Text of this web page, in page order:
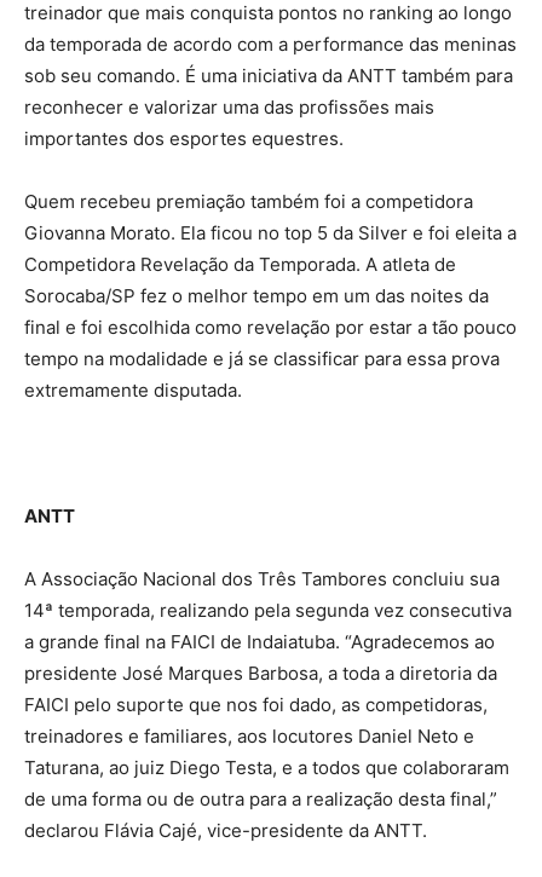
treinador que mais conquista pontos no ranking ao longo
da temporada de acordo com a performance das meninas
sob seu comando. É uma iniciativa da ANTT também para
reconhecer e valorizar uma das profissões mais
importantes dos esportes equestres.
Quem recebeu premiação também foi a competidora
Giovanna Morato. Ela ficou no top 5 da Silver e foi eleita a
Competidora Revelação da Temporada. A atleta de
Sorocaba/SP fez o melhor tempo em um das noites da
final e foi escolhida como revelação por estar a tão pouco
tempo na modalidade e já se classificar para essa prova
extremamente disputada.
ANTT
A Associação Nacional dos Três Tambores concluiu sua
14ª temporada, realizando pela segunda vez consecutiva
a grande final na FAICI de Indaiatuba. “Agradecemos ao
presidente José Marques Barbosa, a toda a diretoria da
FAICI pelo suporte que nos foi dado, as competidoras,
treinadores e familiares, aos locutores Daniel Neto e
Taturana, ao juiz Diego Testa, e a todos que colaboraram
de uma forma ou de outra para a realização desta final,”
declarou Flávia Cajé, vice-presidente da ANTT.